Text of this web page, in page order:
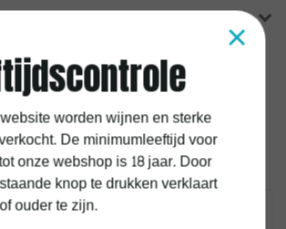
zeggen
review
Guy
×
worden wijnen en sterke
De minimumleeftijd voor
onze webshop is 18 jaar. Door
knop te drukken verklaart
ouder te zijn.